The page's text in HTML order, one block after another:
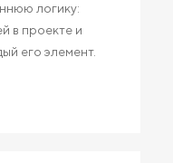
логику:
в проекте и
его элемент.